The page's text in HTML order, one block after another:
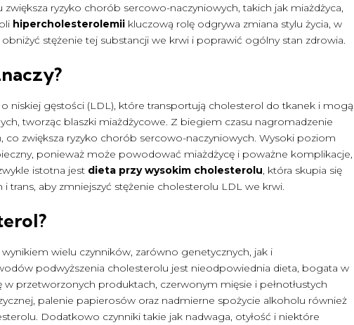
ryzyko chorób sercowo-naczyniowych, takich jak miażdżyca,
hipercholesterolemii kluczową rolę odgrywa zmiana stylu życia, w
obniżyć stężenie tej substancji we krwi i poprawić ogólny stan zdrowia.
niskiej gęstości (LDL), które transportują cholesterol do tkanek i mogą
tworząc blaszki miażdżycowe. Z biegiem czasu nagromadzenie
co zwiększa ryzyko chorób sercowo-naczyniowych. Wysoki poziom
ponieważ może powodować miażdżycę i poważne komplikacje,
istotna jest dieta przy wysokim cholesterolu , która skupia się
trans, aby zmniejszyć stężenie cholesterolu LDL we krwi.
wielu czynników, zarówno genetycznych, jak i
podwyższenia cholesterolu jest nieodpowiednia dieta, bogata w
w przetworzonych produktach, czerwonym mięsie i pełnotłustych
palenie papierosów oraz nadmierne spożycie alkoholu również
Dodatkowo czynniki takie jak nadwaga, otyłość i niektóre